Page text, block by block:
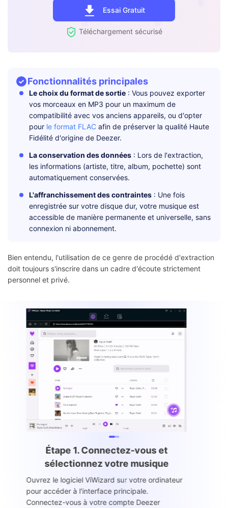
Essai Gratuit
Téléchargement sécurisé
Fonctionnalités principales
Le choix du format de sortie : Vous pouvez exporter
vos morceaux en MP3 pour un maximum de
compatibilité avec vos anciens appareils, ou d'opter
pour le format FLAC afin de préserver la qualité Haute
Fidélité d'origine de Deezer.
La conservation des données : Lors de l'extraction,
les informations (artiste, titre, album, pochette) sont
automatiquement conservées.
L'affranchissement des contraintes : Une fois
enregistrée sur votre disque dur, votre musique est
accessible de manière permanente et universelle, sans
connexion ni abonnement.
Bien entendu, l'utilisation de ce genre de procédé d'extraction
doit toujours s'inscrire dans un cadre d'écoute strictement
personnel et privé.
Étape 1. Connectez-vous et
sélectionnez votre musique
Ouvrez le logiciel ViWizard sur votre ordinateur
pour accéder à l'interface principale.
Connectez-vous à votre compte Deezer